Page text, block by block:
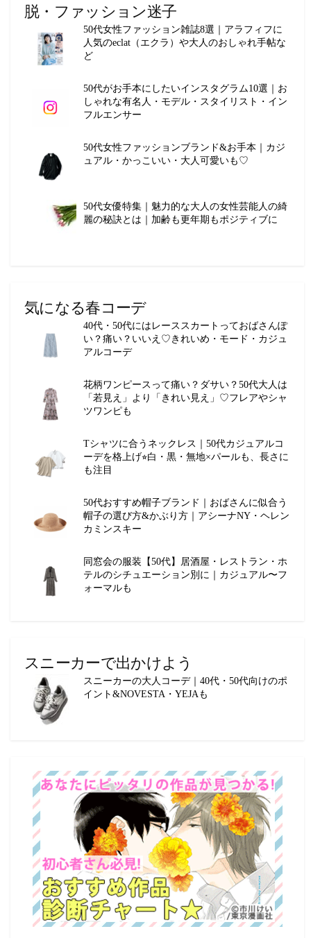
脱・ファッション迷子
50代女性ファッション雑誌8選｜アラフィフに
人気のeclat（エクラ）や大人のおしゃれ手帖な
ど
50代がお手本にしたいインスタグラム10選｜お
しゃれな有名人・モデル・スタイリスト・イン
フルエンサー
50代女性ファッションブランド&お手本｜カジ
ュアル・かっこいい・大人可愛いも♡
50代女優特集｜魅力的な大人の女性芸能人の綺
麗の秘訣とは｜加齢も更年期もポジティブに
気になる春コーデ
40代・50代にはレーススカートっておばさんぽ
い？痛い？いいえ♡きれいめ・モード・カジュ
アルコーデ
花柄ワンピースって痛い？ダサい？50代大人は
「若見え」より「きれい見え」♡フレアやシャ
ツワンピも
Tシャツに合うネックレス｜50代カジュアルコ
ーデを格上げ⭐︎白・黒・無地×パールも、長さに
も注目
50代おすすめ帽子ブランド｜おばさんに似合う
帽子の選び方&かぶり方｜アシーナNY・ヘレン
カミンスキー
同窓会の服装【50代】居酒屋・レストラン・ホ
テルのシチュエーション別に｜カジュアル〜フ
ォーマルも
スニーカーで出かけよう
スニーカーの大人コーデ｜40代・50代向けのポ
イント&NOVESTA・YEJAも